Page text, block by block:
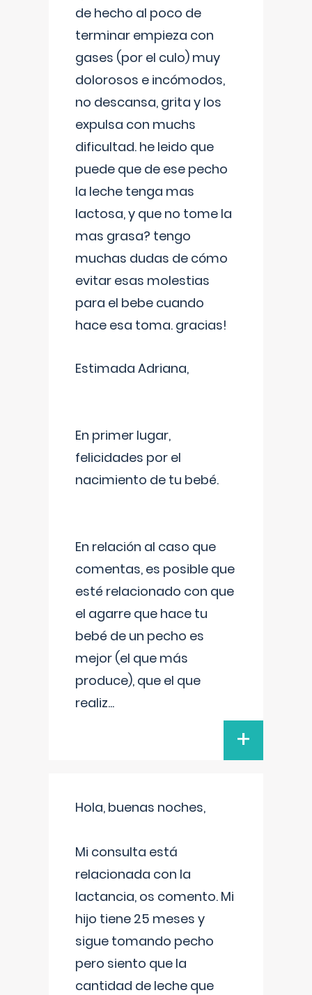
de hecho al poco de
terminar empieza con
gases (por el culo) muy
dolorosos e incómodos,
no descansa, grita y los
expulsa con muchs
dificultad. he leido que
puede que de ese pecho
la leche tenga mas
lactosa, y que no tome la
mas grasa? tengo
muchas dudas de cómo
evitar esas molestias
para el bebe cuando
hace esa toma. gracias!
Estimada Adriana,
En primer lugar,
felicidades por el
nacimiento de tu bebé.
En relación al caso que
comentas, es posible que
esté relacionado con que
el agarre que hace tu
bebé de un pecho es
mejor (el que más
produce), que el que
realiz...
+
Hola, buenas noches,
Mi consulta está
relacionada con la
lactancia, os comento. Mi
hijo tiene 25 meses y
sigue tomando pecho
pero siento que la
cantidad de leche que